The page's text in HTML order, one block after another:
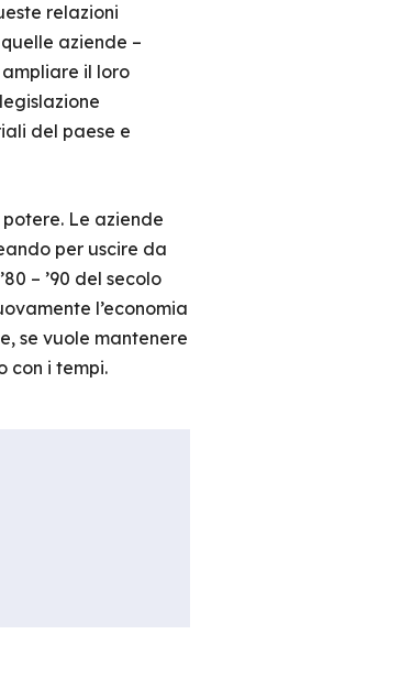
relazioni
aziende –
il loro
del paese e
Le aziende
per uscire da
– ’90 del secolo
l’economia
se vuole mantenere
con i tempi.